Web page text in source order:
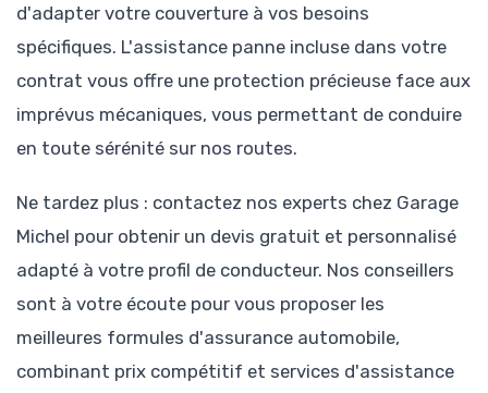
d'adapter votre couverture à vos besoins
spécifiques. L'assistance panne incluse dans votre
contrat vous offre une protection précieuse face aux
imprévus mécaniques, vous permettant de conduire
en toute sérénité sur nos routes.
Ne tardez plus : contactez nos experts chez Garage
Michel pour obtenir un devis gratuit et personnalisé
adapté à votre profil de conducteur. Nos conseillers
sont à votre écoute pour vous proposer les
meilleures formules d'assurance automobile,
combinant prix compétitif et services d'assistance